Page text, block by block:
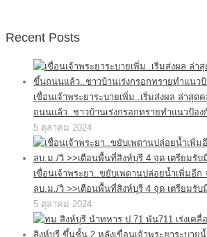
Recent Posts
เขื่อนเจ้าพระยาระบายเพิ่ม..เริ่มส่งผล ล่าสุ
ถนนแล้ว..ชาวบ้านเร่งกรอกทรายทำแนวป้อง
5 ตุลาคม 2024
เขื่อนเจ้าพระยา..ขยับเพดานปล่อยน้ำเพิ่มอีก
ลบ.ม./วิ >>เตือนพื้นที่สิงห์บุรี 4 จุด เตรียมรับ
5 ตุลาคม 2024